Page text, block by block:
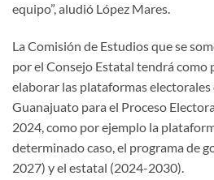
equipo”, aludió López Mares.
La Comisión de Estudios que se
por el Consejo Estatal tendrá como
elaborar las plataformas
Guanajuato para el Proceso
2024, como por ejemplo la
determinado caso, el programa de
2027) y el estatal (2024-2030).